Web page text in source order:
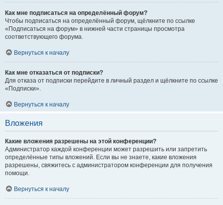
Как мне подписаться на определённый форум?
Чтобы подписаться на определённый форум, щёлкните по ссылке
«Подписаться на форум» в нижней части страницы просмотра
соответствующего форума.
Вернуться к началу
Как мне отказаться от подписки?
Для отказа от подписки перейдите в личный раздел и щёлкните по ссылке
«Подписки».
Вернуться к началу
Вложения
Какие вложения разрешены на этой конференции?
Администратор каждой конференции может разрешить или запретить
определённые типы вложений. Если вы не знаете, какие вложения
разрешены, свяжитесь с администратором конференции для получения
помощи.
Вернуться к началу